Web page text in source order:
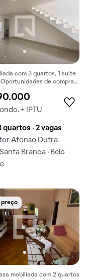
com 3 quartos, 1 suíte
Oportunidades de compra
+ IPTU
quartos · 2 vagas
Afonso Dutra
Branca · Belo
preço
mobiliada com 2 quartos